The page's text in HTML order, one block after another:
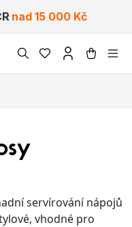
nad 15 000 Kč
servírování nápojů
vhodné pro